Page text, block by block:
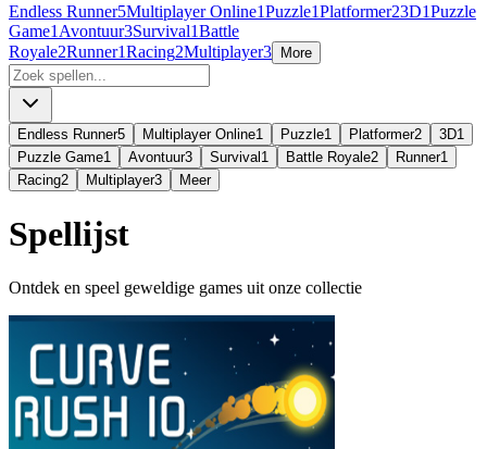
Endless Runner5Multiplayer Online1Puzzle1Platformer23D1Puzzle
Game1 Avontuur3Survival1Battle
Royale2Runner1Racing2Multiplayer3 More
Endless Runner5 Multiplayer Online1 Puzzle1 Platformer2 3D1
Puzzle Game1 Avontuur3 Survival 1 Battle Royale2 Runner1
Racing2 Multiplayer3 Meer
Spellijst
Ontdek en speel geweldige games uit onze collectie